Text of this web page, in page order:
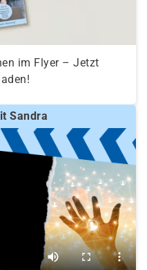
im Flyer – Jetzt
Sandra